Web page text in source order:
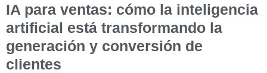
IA para ventas: cómo la inteligencia
artificial está transformando la
generación y conversión de
clientes